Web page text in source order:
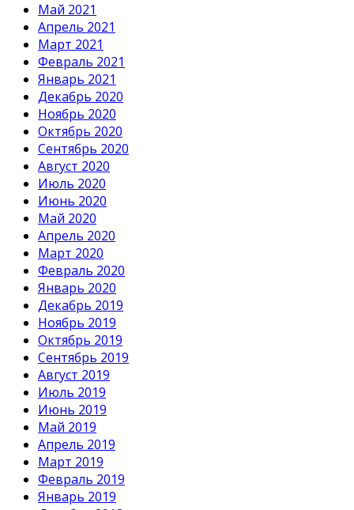
Май 2021
Апрель 2021
Март 2021
Февраль 2021
Январь 2021
Декабрь 2020
Ноябрь 2020
Октябрь 2020
Сентябрь 2020
Август 2020
Июль 2020
Июнь 2020
Май 2020
Апрель 2020
Март 2020
Февраль 2020
Январь 2020
Декабрь 2019
Ноябрь 2019
Октябрь 2019
Сентябрь 2019
Август 2019
Июль 2019
Июнь 2019
Май 2019
Апрель 2019
Март 2019
Февраль 2019
Январь 2019